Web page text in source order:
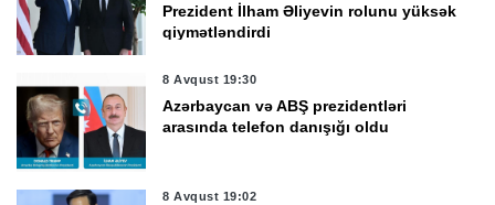
Prezident İlham Əliyevin rolunu yüksək
qiymətləndirdi
8 Avqust 19:30
Azərbaycan və ABŞ prezidentləri
arasında telefon danışığı oldu
8 Avqust 19:02